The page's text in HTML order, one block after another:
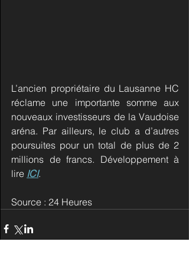
L’ancien propriétaire du Lausanne HC
réclame une importante somme aux
nouveaux investisseurs de la Vaudoise
aréna. Par ailleurs, le club a d’autres
poursuites pour un total de plus de 2
millions de francs. Développement à
lire ICI.
Source : 24 Heures